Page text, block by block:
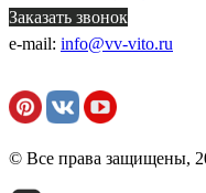
Заказать звонок
e-mail: info@vv-vito.ru
© Все права защищены,